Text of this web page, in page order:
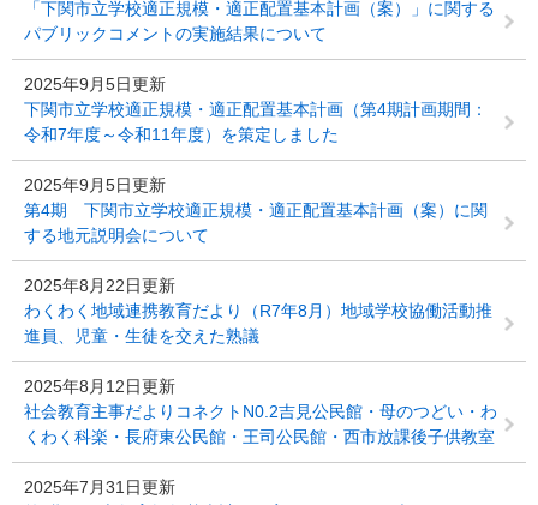
「下関市立学校適正規模・適正配置基本計画（案）」に関する
パブリックコメントの実施結果について
2025年9月5日更新
下関市立学校適正規模・適正配置基本計画（第4期計画期間：
令和7年度～令和11年度）を策定しました
2025年9月5日更新
第4期 下関市立学校適正規模・適正配置基本計画（案）に関
する地元説明会について
2025年8月22日更新
わくわく地域連携教育だより（R7年8月）地域学校協働活動推
進員、児童・生徒を交えた熟議
2025年8月12日更新
社会教育主事だよりコネクトN0.2吉見公民館・母のつどい・わ
くわく科楽・長府東公民館・王司公民館・西市放課後子供教室
2025年7月31日更新